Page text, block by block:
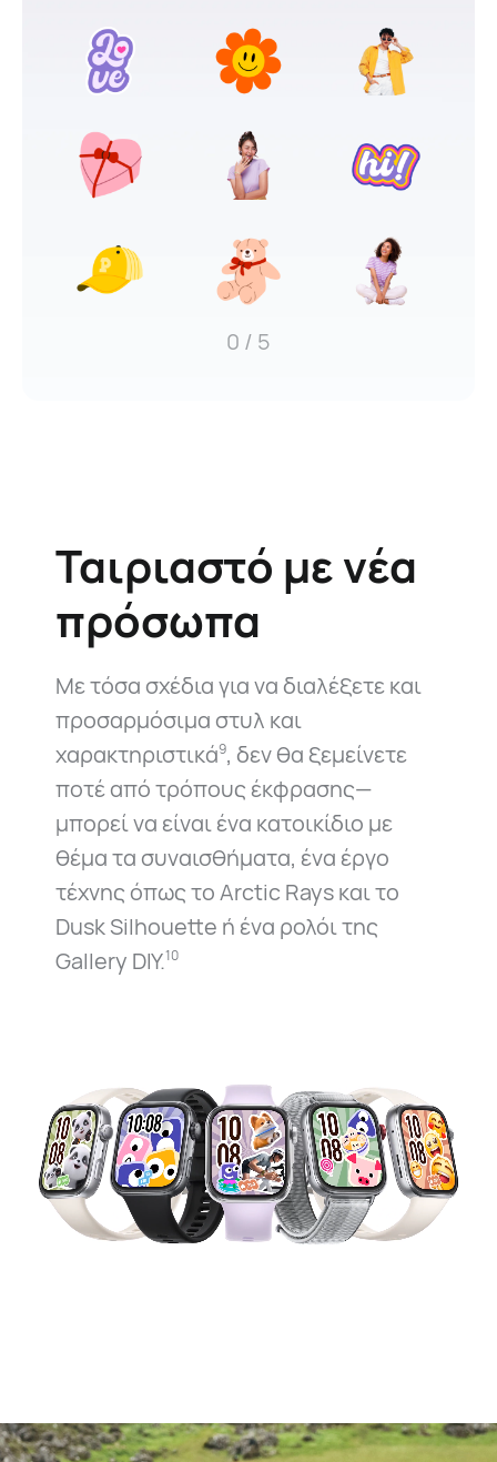
0 / 5
Ταιριαστό με νέα
πρόσωπα
Με τόσα σχέδια για να διαλέξετε και
προσαρμόσιμα στυλ και
χαρακτηριστικά9, δεν θα ξεμείνετε
ποτέ από τρόπους έκφρασης—
μπορεί να είναι ένα κατοικίδιο με
θέμα τα συναισθήματα, ένα έργο
τέχνης όπως το Arctic Rays και το
Dusk Silhouette ή ένα ρολόι της
Gallery DIY.10